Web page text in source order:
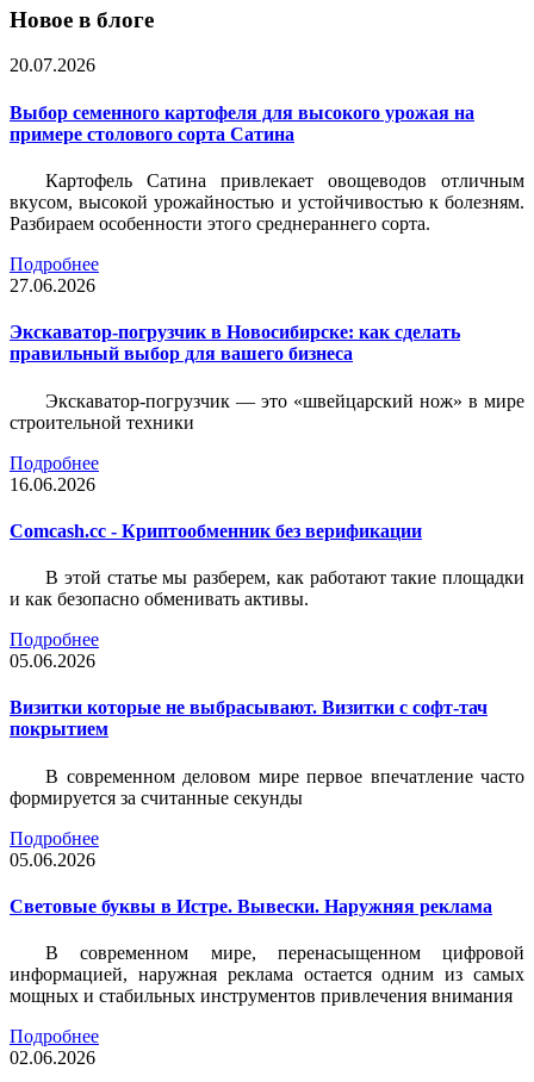
Новое в блоге
20.07.2026
Выбор семенного картофеля для высокого урожая на
примере столового сорта Сатина
Картофель Сатина привлекает овощеводов отличным
вкусом, высокой урожайностью и устойчивостью к болезням.
Разбираем особенности этого среднераннего сорта.
Подробнее
27.06.2026
Экскаватор-погрузчик в Новосибирске: как сделать
правильный выбор для вашего бизнеса
Экскаватор-погрузчик — это «швейцарский нож» в мире
строительной техники
Подробнее
16.06.2026
Comcash.cc - Криптообменник без верификации
В этой статье мы разберем, как работают такие площадки
и как безопасно обменивать активы.
Подробнее
05.06.2026
Визитки которые не выбрасывают. Визитки с софт-тач
покрытием
В современном деловом мире первое впечатление часто
формируется за считанные секунды
Подробнее
05.06.2026
Световые буквы в Истре. Вывески. Наружняя реклама
В современном мире, перенасыщенном цифровой
информацией, наружная реклама остается одним из самых
мощных и стабильных инструментов привлечения внимания
Подробнее
02.06.2026